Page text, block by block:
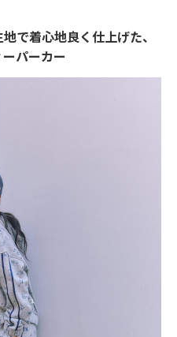
で着心地良く仕上げた、
パーカー